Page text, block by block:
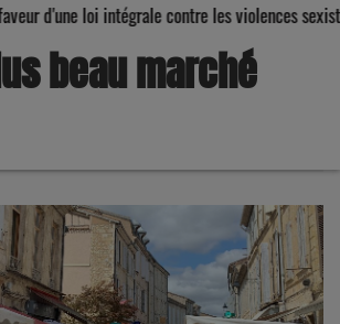
un vœu en faveur d'une loi intégrale contre
beau marché